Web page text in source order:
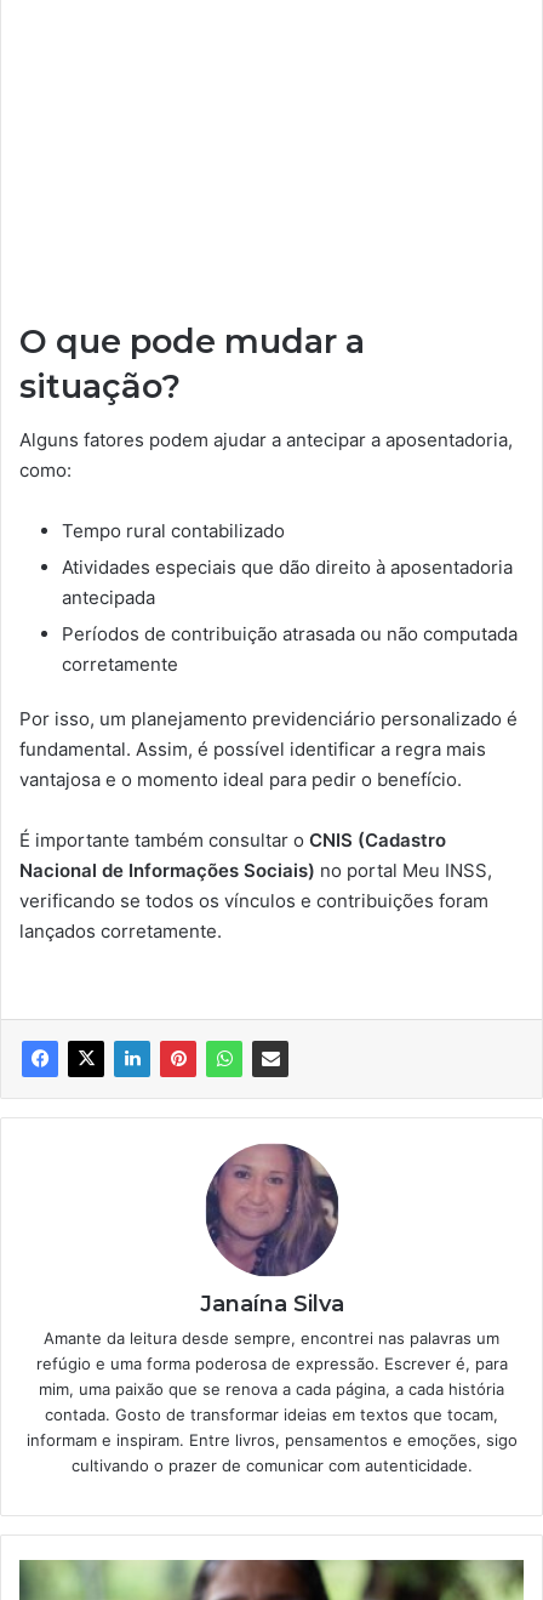
O que pode mudar a
situação?
Alguns fatores podem ajudar a antecipar a aposentadoria,
como:
Tempo rural contabilizado
Atividades especiais que dão direito à aposentadoria
antecipada
Períodos de contribuição atrasada ou não computada
corretamente
Por isso, um planejamento previdenciário personalizado é
fundamental. Assim, é possível identificar a regra mais
vantajosa e o momento ideal para pedir o benefício.
É importante também consultar o CNIS (Cadastro
Nacional de Informações Sociais) no portal Meu INSS,
verificando se todos os vínculos e contribuições foram
lançados corretamente.
Janaína Silva
Amante da leitura desde sempre, encontrei nas palavras um
refúgio e uma forma poderosa de expressão. Escrever é, para
mim, uma paixão que se renova a cada página, a cada história
contada. Gosto de transformar ideias em textos que tocam,
informam e inspiram. Entre livros, pensamentos e emoções, sigo
cultivando o prazer de comunicar com autenticidade.